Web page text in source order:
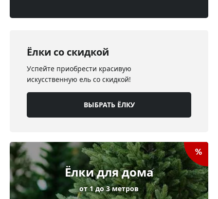
Ёлки со скидкой
Успейте приобрести красивую
искусственную ель со скидкой!
ВЫБРАТЬ ЁЛКУ
Ёлки для дома
от 1 до 3 метров